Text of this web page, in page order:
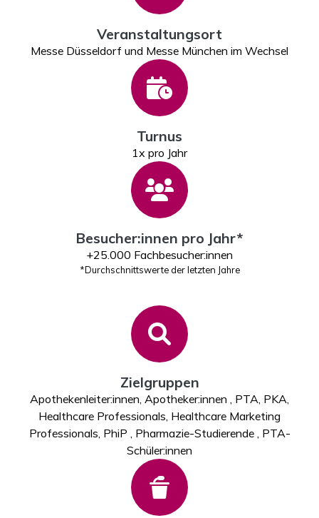
Veranstaltungsort
Messe Düsseldorf und Messe München im Wechsel
Turnus
1x pro Jahr
Besucher:innen pro Jahr*
+25.000 Fachbesucher:innen
*Durchschnittswerte der letzten Jahre
Zielgruppen
Apothekenleiter:innen, Apotheker:innen , PTA, PKA,
Healthcare Professionals, Healthcare Marketing
Professionals, PhiP , Pharmazie-Studierende , PTA-
Schüler:innen